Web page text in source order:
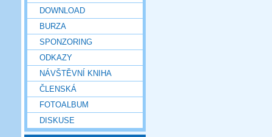
DOWNLOAD
BURZA
SPONZORING
ODKAZY
NÁVŠTĚVNÍ KNIHA
ČLENSKÁ
FOTOALBUM
DISKUSE